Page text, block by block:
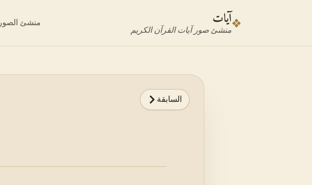
❖آيات
منشئ صور آيات القرآن الكريم
منشئ الصور
السابقة